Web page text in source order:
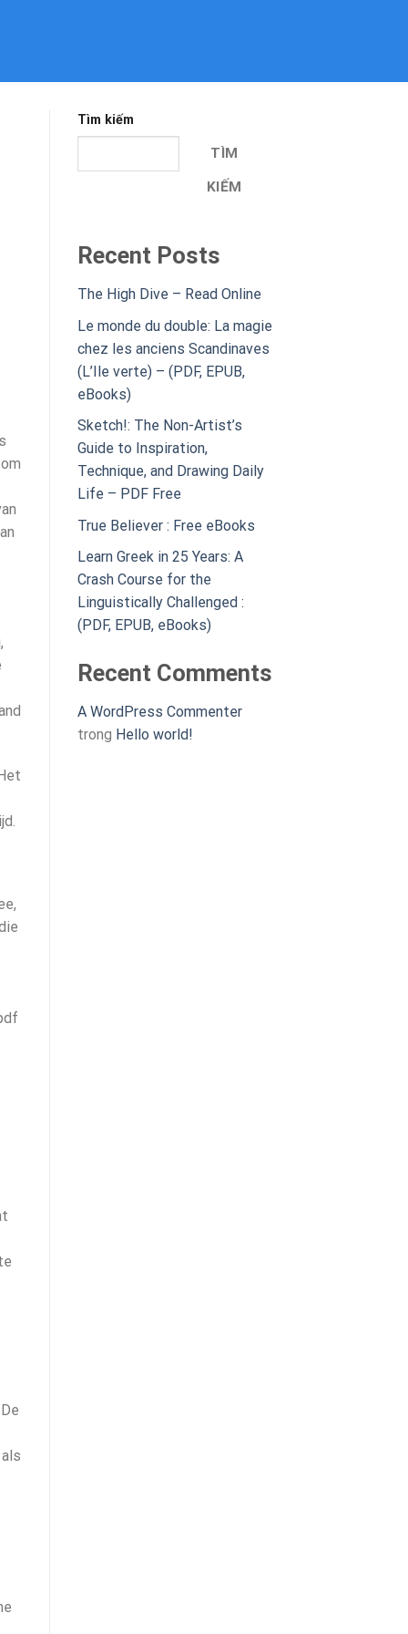
Tìm kiếm
TÌM
KIẾM
Recent Posts
The High Dive – Read Online
Le monde du double: La magie
chez les anciens Scandinaves
(L’Ile verte) – (PDF, EPUB,
eBooks)
Sketch!: The Non-Artist’s
Guide to Inspiration,
Technique, and Drawing Daily
Life – PDF Free
True Believer : Free eBooks
Learn Greek in 25 Years: A
Crash Course for the
Linguistically Challenged :
(PDF, EPUB, eBooks)
Recent Comments
A WordPress Commenter
trong Hello world!